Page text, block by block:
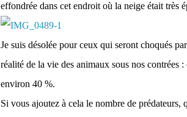
effondrée dans cet endroit où la neige était très
Je suis désolée pour ceux qui seront choqués
réalité de la vie des animaux sous nos contrées
environ 40 %.
Si vous ajoutez à cela le nombre de